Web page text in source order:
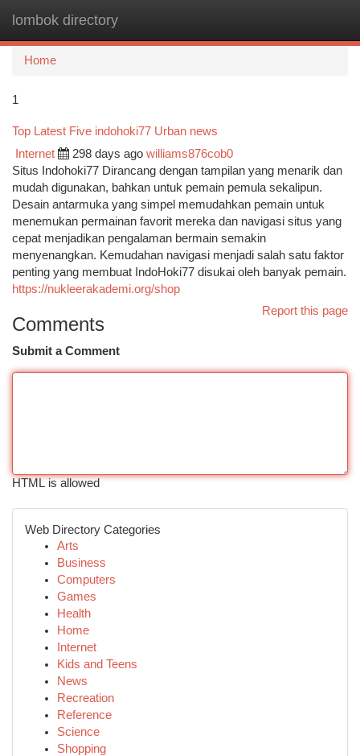
lombok directory
Home
1
Top Latest Five indohoki77 Urban news
Internet 298 days ago williams876cob0
Situs Indohoki77 Dirancang dengan tampilan yang menarik dan
mudah digunakan, bahkan untuk pemain pemula sekalipun.
Desain antarmuka yang simpel memudahkan pemain untuk
menemukan permainan favorit mereka dan navigasi situs yang
cepat menjadikan pengalaman bermain semakin
menyenangkan. Kemudahan navigasi menjadi salah satu faktor
penting yang membuat IndoHoki77 disukai oleh banyak pemain.
https://nukleerakademi.org/shop
Report this page
Comments
Submit a Comment
HTML is allowed
Web Directory Categories
Arts
Business
Computers
Games
Health
Home
Internet
Kids and Teens
News
Recreation
Reference
Science
Shopping